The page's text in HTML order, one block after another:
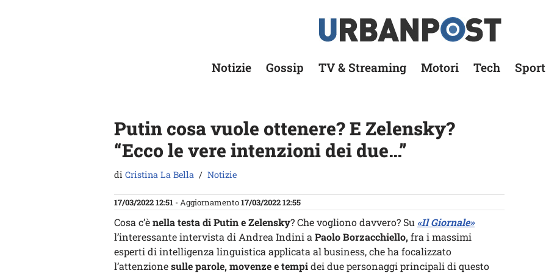
Notizie Gossip TV & Streaming Motori Tech Sport
Putin cosa vuole ottenere? E Zelensky?
“Ecco le vere intenzioni dei due…”
di Cristina La Bella Notizie
17/03/2022 12:51 - Aggiornamento17/03/2022 12:55
Cosa c’ènella testa di Putin e Zelensky? Che vogliono davvero? Su «Il Giornale»
l’interessante intervista di Andrea Indini a Paolo Borzacchiello,fra i massimi
esperti di intelligenza linguistica applicata al business, che ha focalizzato
l’attenzionesulle parole, movenze e tempidei due personaggi principali di questo